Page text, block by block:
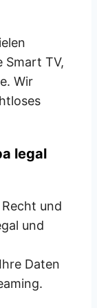
Smart TV,
Wir
legal
und
und
Daten